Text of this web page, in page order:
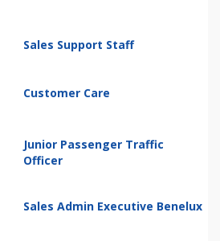
Sales Support Staff
Customer Care
Junior Passenger Traffic
Officer
Sales Admin Executive Benelux